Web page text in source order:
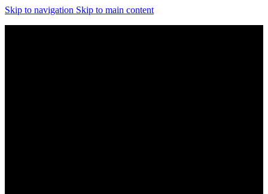
Skip to navigation Skip to main content